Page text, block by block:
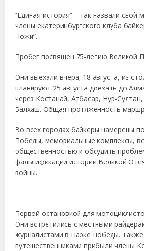
“Единая история” – так назвали свой
члены екатеринбургского клуба
Ножи”.
Пробег посвящен 75-летию Великой
Они выехали вчера, 18 августа, из
планируют 25 августа доехать до
через Костанай, Атбасар, Нур-Султан,
Балхаш. Общая протяженность
Во всех городах байкеры намерены
Победы, мемориальные комплексы,
общественностью и обсудить
фальсификации истории Великой
войны.
Первой остановкой для
Они встретились с местными
журналистами в Парке Победы. Также
путешественниками прибыли члены